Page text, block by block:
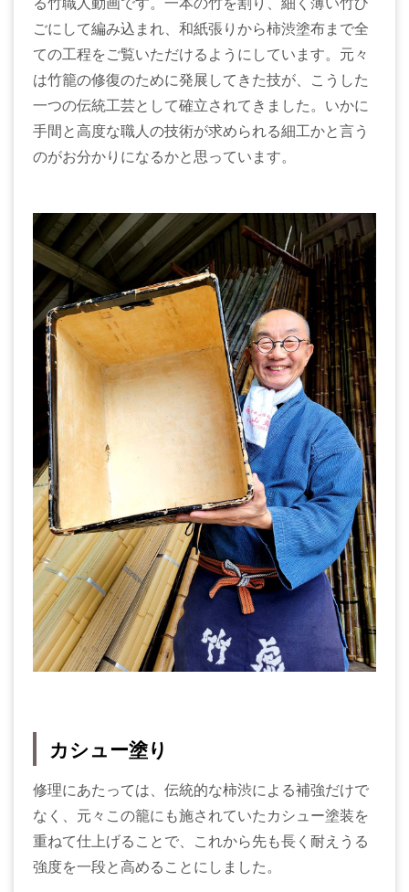
ごにして編み込まれ、和紙張りから柿渋塗布まで全
ての工程をご覧いただけるようにしています。元々
は竹籠の修復のために発展してきた技が、こうした
一つの伝統工芸として確立されてきました。いかに
手間と高度な職人の技術が求められる細工かと言う
のがお分かりになるかと思っています。
カシュー塗り
修理にあたっては、伝統的な柿渋による補強だけで
なく、元々この籠にも施されていたカシュー塗装を
重ねて仕上げることで、これから先も長く耐えうる
強度を一段と高めることにしました。